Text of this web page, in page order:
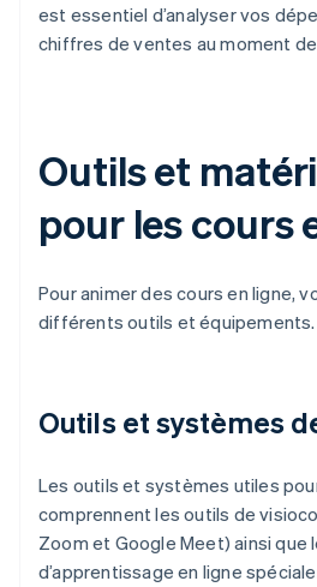
est essentiel d’analyser vos
chiffres de ventes au moment
Outils et
pour les cours
Pour animer des cours en ligne,
différents outils et équipements.
Outils et systèmes
Les outils et systèmes utiles
comprennent les outils de
Zoom et Google Meet) ainsi que
d’apprentissage en ligne